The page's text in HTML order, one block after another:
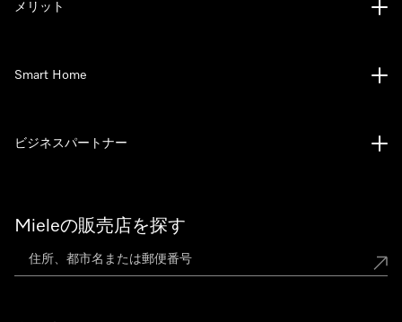
Mieleの販売店を探す
メリット
Smart Home
ビジネスパートナー